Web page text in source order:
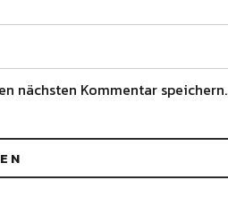
nächsten Kommentar speichern.